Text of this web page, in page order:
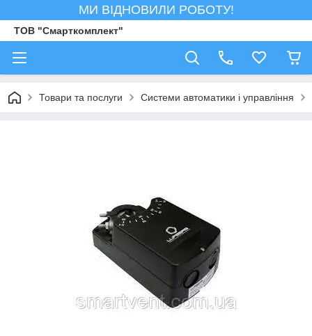
МИ ВІДНОВИЛИ РОБОТУ!
ТОВ "Смарткомплект"
Товари та послуги Системи автоматики і управління